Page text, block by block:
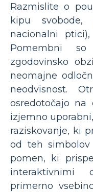
Razmislite o
kipu svobode,
nacionalni
Pomembni
zgodovinsko
neomajne
neodvisnost.
osredotočajo na
izjemno
raziskovanje, ki
od teh
pomen, ki
interaktivnimi
primerno